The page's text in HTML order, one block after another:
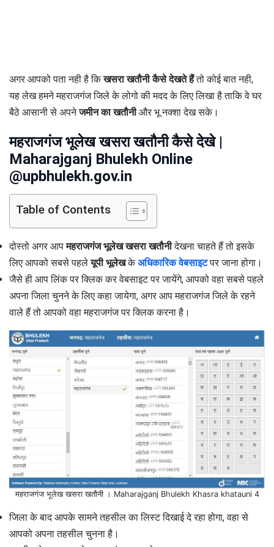
अगर आपको पता नही है किखसरा खतौनी कैसे देखते हैंतो कोई बात नही,
यह लेख हमने महराजगंज जिले के लोगो की मदद के लिए लिखा है ताकि वे घर
बैठे आसानी से अपनेजमीन का खतौनीऔर भू नक्शा देख सके।
महराजगंज भूलेख खसरा खतौनी कैसे देखे |
Maharajganj Bhulekh Online
@upbhulekh.gov.in
Table of Contents
दोस्तो अगर आपमहराजगंज भूलेख खसरा खतौनीदेखना चाहते हैं तो इसके
लिए आपको सबसे पहलेयूपी भूलेखकेअधिकारिक वेबसाइटपर जाना होगा।
जैसे ही आप लिंक पर क्लिक कर वेबसाइट पर जायेंगे, आपको वहा सबसे पहले
अपना जिला चुनने के लिए कहा जायेगा, अगर आप महराजगंज जिले के रहने
वाले हैं तो आपको वहा महराजगंज पर क्लिक करना है।
महराजगंज भूलेख खसरा खतौनी । Maharajganj Bhulekh Khasra khatauni 4
जिला के बाद आपके सामने तहसील का लिस्ट दिखाई दे रहा होगा, वहा से
आपको अपना तहसील चुनना है।